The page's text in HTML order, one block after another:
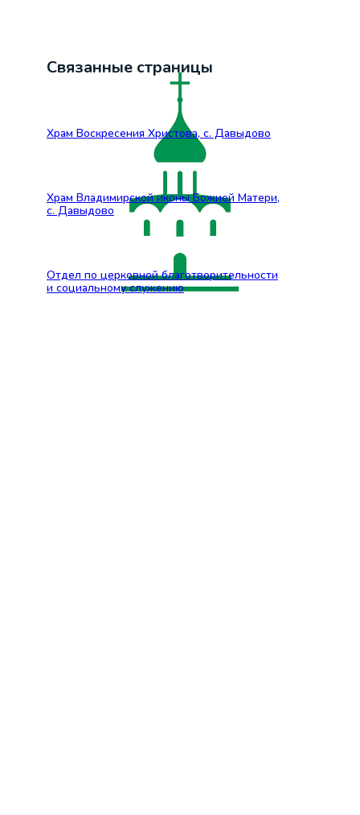
Связанные страницы
Храм Воскресения Христова, с. Давыдово
Храм Владимирской иконы Божией Матери,
с. Давыдово
Отдел по церковной благотворительности
и социальному служению